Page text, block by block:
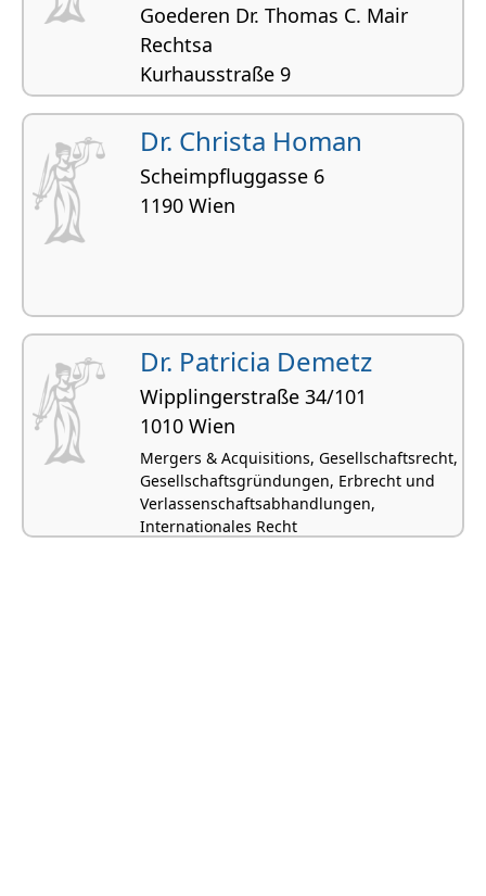
Goederen Dr. Thomas C. Mair
Rechtsa
Kurhausstraße 9
4820 Bad Ischl
Liegenschafts- und Immobilienrecht,
Allgemeinpraxis, Zivilrecht, Insolvenzrecht,
Unternehmenssanierungen
Dr. Christa Homan
Scheimpfluggasse 6
1190 Wien
Dr. Patricia Demetz
Wipplingerstraße 34/101
1010 Wien
Mergers & Acquisitions, Gesellschaftsrecht,
Gesellschaftsgründungen, Erbrecht und
Verlassenschaftsabhandlungen,
Internationales Recht